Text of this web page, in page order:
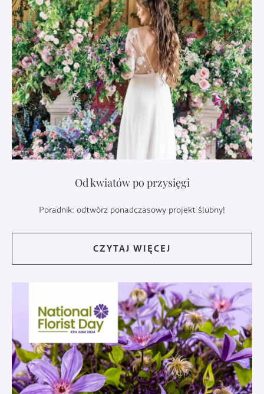
Od kwiatów po przysięgi
Poradnik: odtwórz ponadczasowy projekt ślubny!
CZYTAJ WIĘCEJ